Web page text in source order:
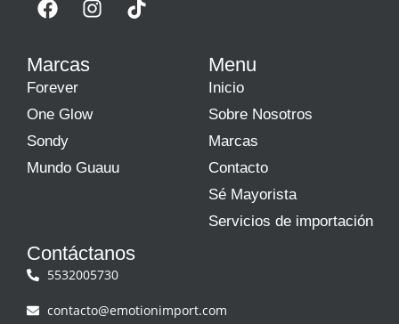
Marcas
Forever
One Glow
Sondy
Mundo Guauu
Menu
Inicio
Sobre Nosotros
Marcas
Contacto
Sé Mayorista
Servicios de importación
Contáctanos
5532005730
contacto@emotionimport.com